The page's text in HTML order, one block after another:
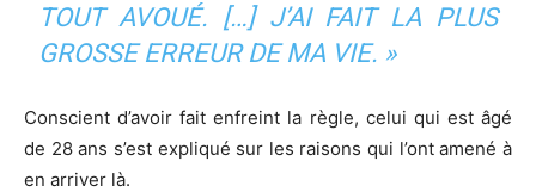
TOUT AVOUÉ. […] J’AI FAIT LA PLUS
GROSSE ERREUR DE MA VIE. »
Conscient d’avoir fait enfreint la règle, celui qui est âgé
de 28 ans s’est expliqué sur les raisons qui l’ont amené à
en arriver là.